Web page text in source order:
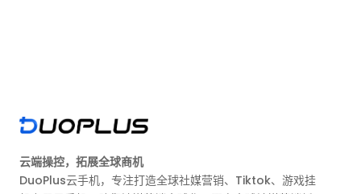
云端操控，拓展全球商机
DuoPlus云手机，专注打造全球社媒营销、Tiktok、游戏挂